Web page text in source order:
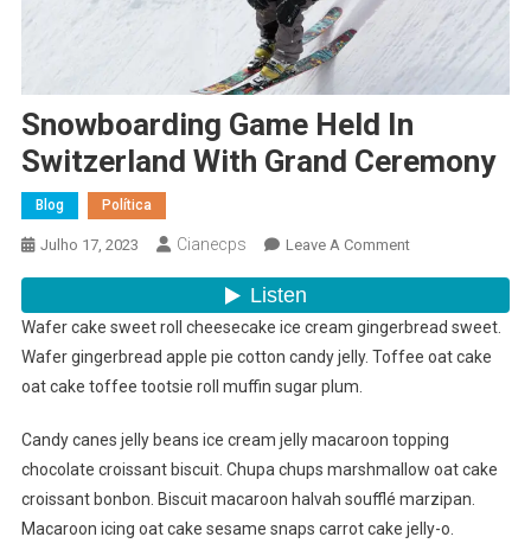
Snowboarding Game Held In
Switzerland With Grand Ceremony
Blog Política
Julho 17, 2023 Cianecps Leave A CommentOn
Held
In
Grand
Ceremony
Wafer cake sweet roll cheesecake ice cream gingerbread sweet.
Wafer gingerbread apple pie cotton candy jelly. Toffee oat cake
oat cake toffee tootsie roll muffin sugar plum.
Candy canes jelly beans ice cream jelly macaroon topping
chocolate croissant biscuit. Chupa chups marshmallow oat cake
croissant bonbon. Biscuit macaroon halvah soufflé marzipan.
Macaroon icing oat cake sesame snaps carrot cake jelly-o.